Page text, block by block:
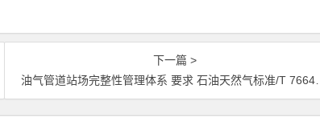
下一篇 >
油气管道站场完整性管理体系 要求 石油天然气标准/T 7664-2022